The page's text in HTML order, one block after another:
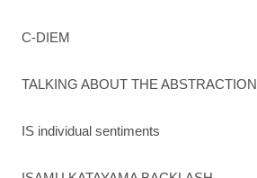
C-DIEM
TALKING ABOUT THE ABSTRACTION
IS individual sentiments